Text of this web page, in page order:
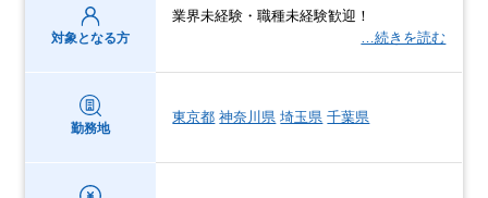
対象となる方
業界未経験・職種未経験歓迎！
…続きを読む
勤務地
東京都 神奈川県 埼玉県 千葉県